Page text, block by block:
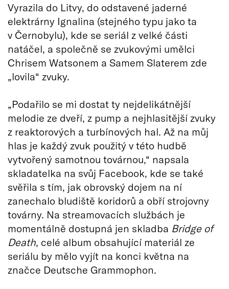
Vyrazila do Litvy, do odstavené jaderné
elektrárny Ignalina (stejného typu jako ta
v Černobylu), kde se seriál z velké části
natáčel, a společně se zvukovými umělci
Chrisem Watsonem a Samem Slaterem zde
„lovila“ zvuky.
„Podařilo se mi dostat ty nejdelikátnější
melodie ze dveří, z pump a nejhlasitější zvuky
z reaktorových a turbínových hal. Až na můj
hlas je každý zvuk použitý v této hudbě
vytvořený samotnou továrnou,“ napsala
skladatelka na svůj Facebook, kde se také
svěřila s tím, jak obrovský dojem na ní
zanechalo bludiště koridorů a obří strojovny
továrny. Na streamovacích službách je
momentálně dostupná jen skladba Bridge of
Death, celé album obsahující materiál ze
seriálu by mělo vyjít na konci května na
značce Deutsche Grammophon.